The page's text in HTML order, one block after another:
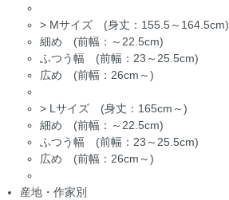
> Mサイズ (身丈：155.5～164.5cm)
細め (前幅：～22.5cm)
ふつう幅 (前幅：23～25.5cm)
広め (前幅：26cm～)
> Lサイズ (身丈：165cm～)
細め (前幅：～22.5cm)
ふつう幅 (前幅：23～25.5cm)
広め (前幅：26cm～)
産地・作家別